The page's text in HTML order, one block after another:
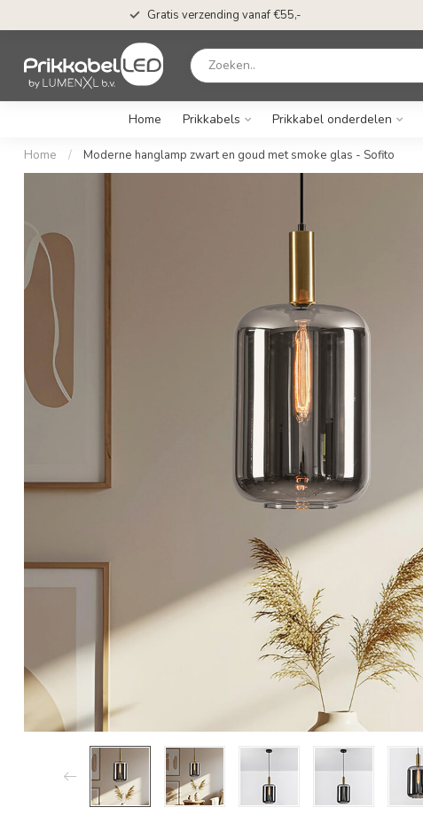
Gratis verzending vanaf €55,-
Home Prikkabels Prikkabel onderdelen
Home / Moderne hanglamp zwart en goud met smoke glas - Sofito